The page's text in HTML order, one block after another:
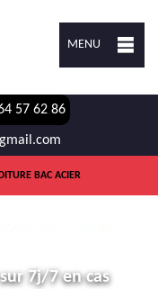
MENU
57 62 86
BAC ACIER
7j/7 en cas